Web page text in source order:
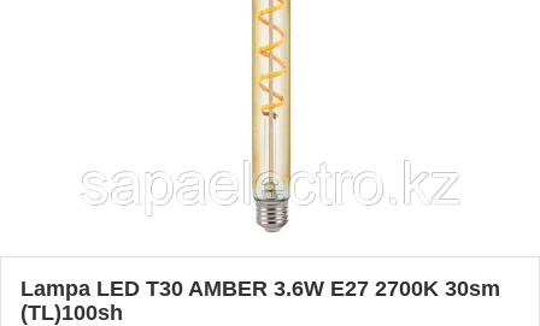
Lampa LED T30 AMBER 3.6W E27 2700K 30sm
(TL)100sh